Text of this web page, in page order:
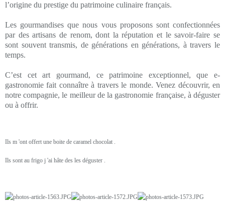
l’origine du prestige du patrimoine culinaire français.
Les gourmandises que nous vous proposons sont confectionnées
par des artisans de renom, dont la réputation et le savoir-faire se
sont souvent transmis, de générations en générations, à travers le
temps.
C’est cet art gourmand, ce patrimoine exceptionnel, que e-
gastronomie fait connaître à travers le monde. Venez découvrir, en
notre compagnie, le meilleur de la gastronomie française, à déguster
ou à offrir.
Ils m 'ont offert une boite de caramel chocolat .
Ils sont au frigo j 'ai hâte des les déguster .